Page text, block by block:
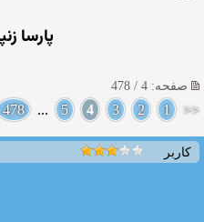
پارسا
صفحه: 4 / 478
<<
1
2
3
4
5
...
478
کاربر